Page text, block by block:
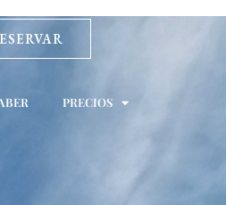
PRECIOS